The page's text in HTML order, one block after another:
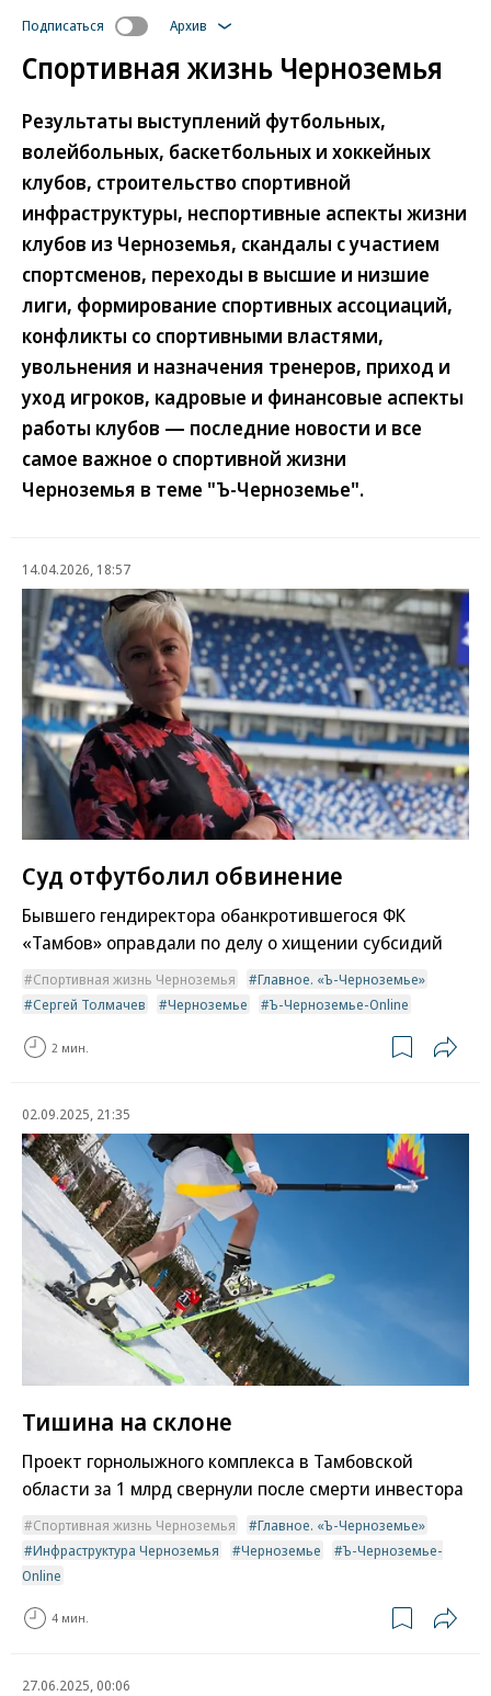
Подписаться
Архив
Спортивная жизнь Черноземья
Результаты выступлений футбольных,
волейбольных, баскетбольных и хоккейных
клубов, строительство спортивной
инфраструктуры, неспортивные аспекты жизни
клубов из Черноземья, скандалы с участием
спортсменов, переходы в высшие и низшие
лиги, формирование спортивных ассоциаций,
конфликты со спортивными властями,
увольнения и назначения тренеров, приход и
уход игроков, кадровые и финансовые аспекты
работы клубов — последние новости и все
самое важное о спортивной жизни
Черноземья в теме "Ъ-Черноземье".
14.04.2026, 18:57
Суд отфутболил обвинение
Бывшего гендиректора обанкротившегося ФК
«Тамбов» оправдали по делу о хищении субсидий
Спортивная жизнь Черноземья
Главное. «Ъ-Черноземье»
Сергей Толмачев
Черноземье Ъ-Черноземье-Online
2 мин.
02.09.2025, 21:35
Тишина на склоне
Проект горнолыжного комплекса в Тамбовской
области за 1 млрд свернули после смерти инвестора
Спортивная жизнь Черноземья
Главное. «Ъ-Черноземье»
Инфраструктура Черноземья
Черноземье
Ъ-Черноземье-
Online
4 мин.
27.06.2025, 00:06